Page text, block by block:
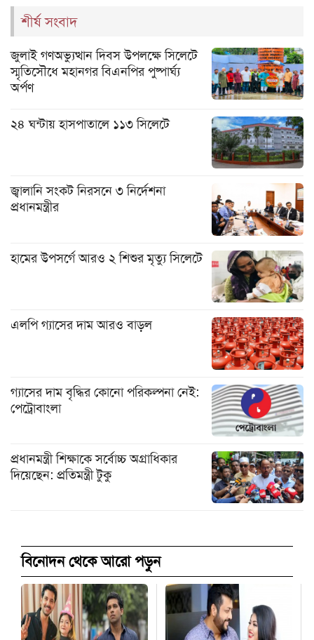
শীর্ষ সংবাদ
জুলাই গণঅভ্যুত্থান দিবস উপলক্ষে সিলেটে
স্মৃতিসৌধে মহানগর বিএনপির পুষ্পার্ঘ্য
অর্পণ
২৪ ঘন্টায় হাসপাতালে ১১৩ সিলেটে
জ্বালানি সংকট নিরসনে ৩ নির্দেশনা
প্রধানমন্ত্রীর
হামের উপসর্গে আরও ২ শিশুর মৃত্যু সিলেটে
এলপি গ্যাসের দাম আরও বাড়ল
গ্যাসের দাম বৃদ্ধির কোনো পরিকল্পনা নেই:
পেট্রোবাংলা
প্রধানমন্ত্রী শিক্ষাকে সর্বোচ্চ অগ্রাধিকার
দিয়েছেন: প্রতিমন্ত্রী টুকু
বিনোদন থেকে আরো পড়ুন